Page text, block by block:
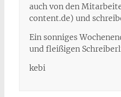
auch von den
content.de) und
Ein sonniges
und fleißigen
kebi